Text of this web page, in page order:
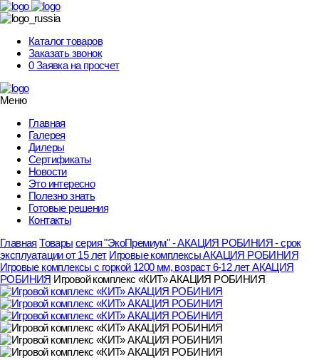
Skip
to
Каталог товаров
Заказать звонок
0 Заявка на просчет
Меню
Главная
Галерея
Дилеры
Сертификаты
Новости
Это интересно
Полезно знать
Готовые решения
Контакты
Главная Товары серия "ЭкоПремиум" - АКАЦИЯ РОБИНИЯ - срок
эксплуатации от 15 лет Игровые комплексы АКАЦИЯ РОБИНИЯ
Игровые комплексы с горкой 1200 мм, возраст 6-12 лет АКАЦИЯ
РОБИНИЯ Игровой комплекс «КИТ» АКАЦИЯ РОБИНИЯ